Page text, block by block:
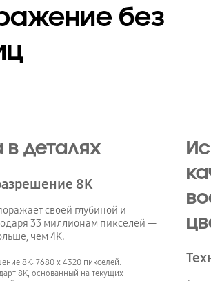
без
в деталях
8K
своей глубиной и
33 миллионам пикселей —
чем 4K.
8K: 7680 х 4320 пикселей.
8K, основанный на текущих